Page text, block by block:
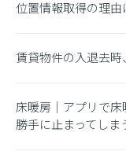
位置情報取得の理由
賃貸物件の入退去
床暖房｜アプリで
勝手に止まってしま